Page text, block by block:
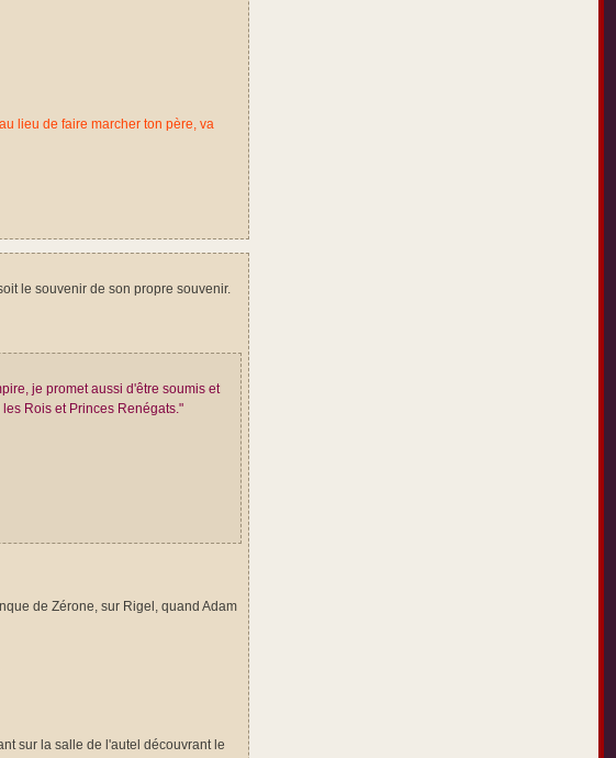
lieu de faire marcher ton père, va
le souvenir de son propre souvenir.
je promet aussi d'être soumis et
Rois et Princes Renégats."
de Zérone, sur Rigel, quand Adam
sur la salle de l'autel découvrant le